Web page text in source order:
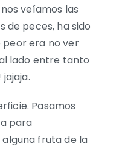
veíamos las
de peces, ha sido
peor era no ver
lado entre tanto
Pasamos
para
fruta de la